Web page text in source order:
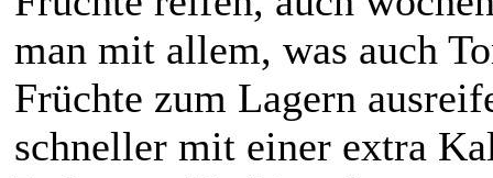
man mit allem, was auch
Früchte zum Lagern
schneller mit einer extra